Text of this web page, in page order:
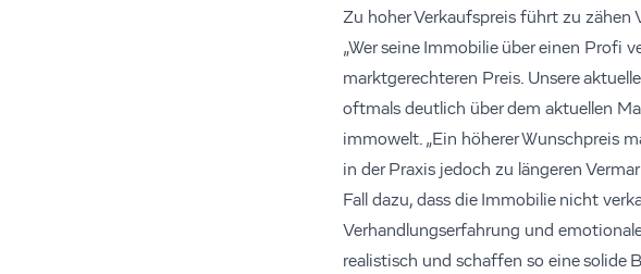
Zu hoher Verkaufspreis führt zu zähen
„Wer seine Immobilie über einen Profi
marktgerechteren Preis. Unsere
oftmals deutlich über dem aktuellen
immowelt. „Ein höherer Wunschpreis
in der Praxis jedoch zu längeren
Fall dazu, dass die Immobilie nicht
Verhandlungserfahrung und
realistisch und schaffen so eine solide